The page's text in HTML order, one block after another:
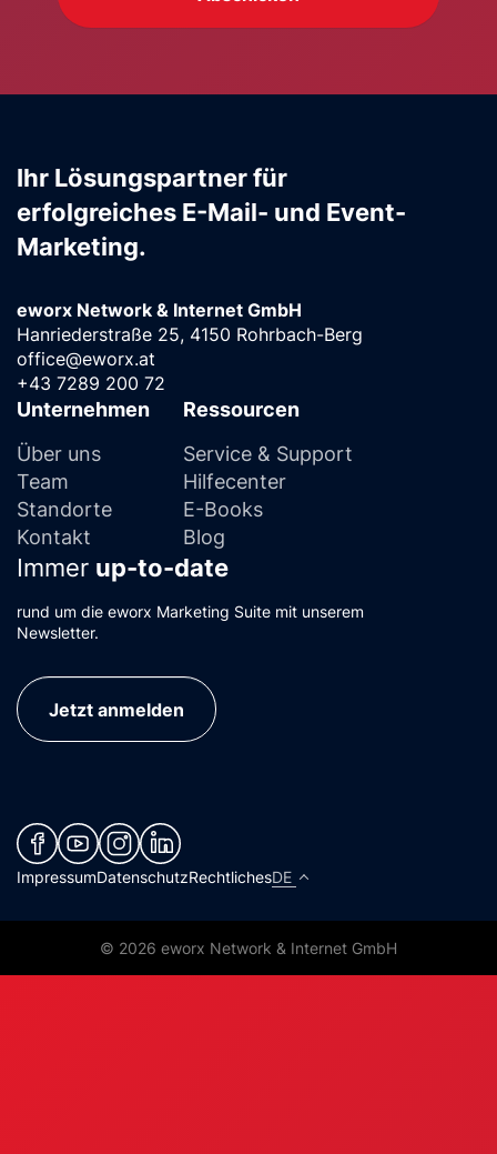
Ihr Lösungspartner für
erfolgreiches E-Mail- und Event-
Marketing.
eworx Network & Internet GmbH
Hanriederstraße 25, 4150 Rohrbach-Berg
office@eworx.at
+43 7289 200 72
Unternehmen
Über uns
Team
Standorte
Kontakt
Ressourcen
Service & Support
Hilfecenter
E-Books
Blog
Immer up-to-date
rund um die eworx Marketing Suite mit unserem
Newsletter.
Jetzt anmelden
(neues Fenster)
(neues Fenster)
(neues Fenster)
(neues Fenster)
ImpressumDatenschutzRechtlichesDE
© 2026 eworx Network & Internet GmbH